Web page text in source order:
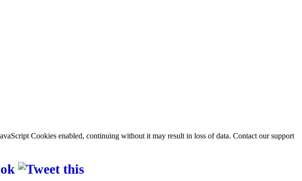
Cookies enabled, continuing without it may result in loss of data. Contact our support